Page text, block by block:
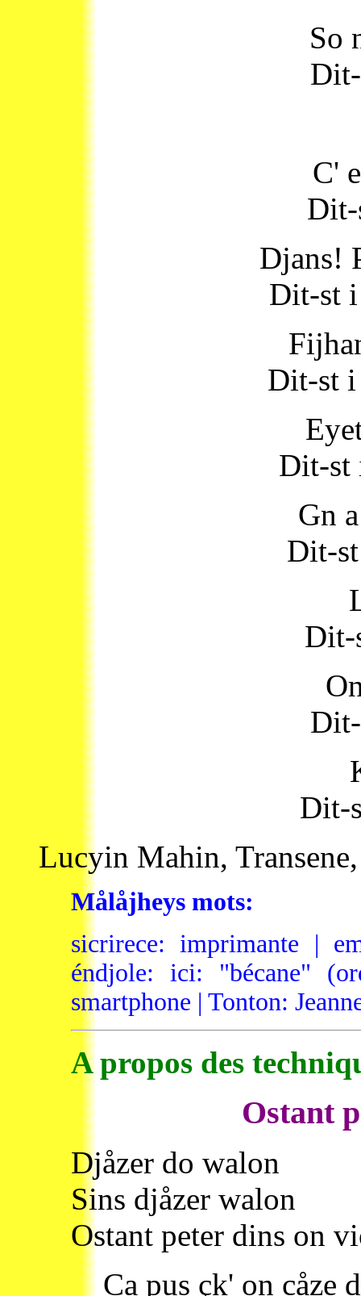
So
C'
Djans!
Dit-st i
Dit-st
Dit-st
Gn
Dit-
Dit-
Dit-
Lucyin Mahin,
Målåjheys mots:
sicrirece: imprimante |
éndjole: ici: "bécane"
smartphone | Tonton:
A propos des
Ostant
Djåzer do walon
Sins djåzer walon
Ostant peter dins on
Ca pus çk' on cåze